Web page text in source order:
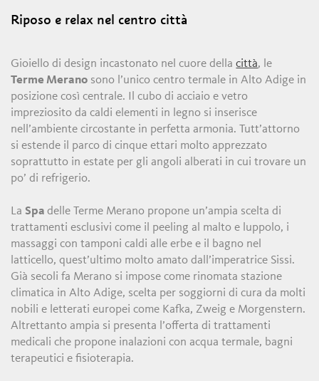
Riposo e relax nel centro città
Gioiello di design incastonato nel cuore dellacittà, le
Terme Merano sono l’unico centro termale in Alto Adige in
posizione così centrale. Il cubo di acciaio e vetro
impreziosito da caldi elementi in legno si inserisce
nell’ambiente circostante in perfetta armonia. Tutt’attorno
si estende il parco di cinque ettari molto apprezzato
soprattutto in estate per gli angoli alberati in cui trovare un
po’ di refrigerio.
LaSpadelle Terme Merano propone un’ampia scelta di
trattamenti esclusivi come il peeling al malto e luppolo, i
massaggi con tamponi caldi alle erbe e il bagno nel
latticello, quest’ultimo molto amato dall’imperatrice Sissi.
Già secoli fa Merano si impose come rinomata stazione
climatica in Alto Adige, scelta per soggiorni di cura da molti
nobili e letterati europei come Kafka, Zweig e Morgenstern.
Altrettanto ampia si presenta l’offerta di trattamenti
medicali che propone inalazioni con acqua termale, bagni
terapeutici e fisioterapia.